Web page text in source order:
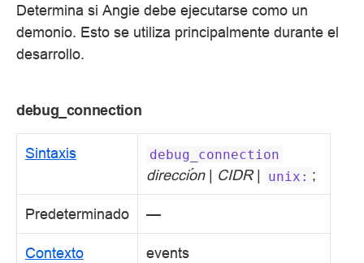
Determina si Angie debe ejecutarse como un
demonio. Esto se utiliza principalmente durante el
desarrollo.
debug_connection
Sintaxis debug_connection
dirección| CIDR| unix: ;
Predeterminado —
Contexto events